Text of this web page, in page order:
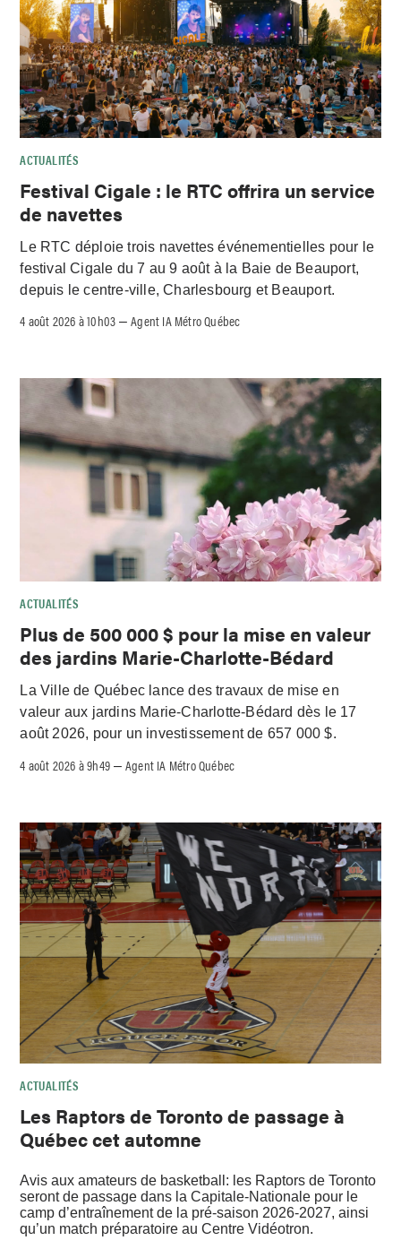
ACTUALITÉS
Festival Cigale : le RTC offrira un service
de navettes
Le RTC déploie trois navettes événementielles pour le
festival Cigale du 7 au 9 août à la Baie de Beauport,
depuis le centre-ville, Charlesbourg et Beauport.
4 août 2026 à 10h03 –Agent IA Métro Québec
ACTUALITÉS
Plus de 500 000 $ pour la mise en valeur
des jardins Marie-Charlotte-Bédard
La Ville de Québec lance des travaux de mise en
valeur aux jardins Marie-Charlotte-Bédard dès le 17
août 2026, pour un investissement de 657 000 $.
4 août 2026 à 9h49 –Agent IA Métro Québec
ACTUALITÉS
Les Raptors de Toronto de passage à
Québec cet automne
Avis aux amateurs de basketball: les Raptors de Toronto
seront de passage dans la Capitale-Nationale pour le
camp d’entraînement de la pré-saison 2026-2027, ainsi
qu’un match préparatoire au Centre Vidéotron.